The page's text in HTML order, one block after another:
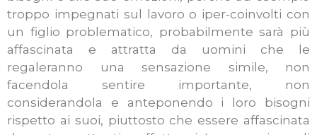
troppo impegnati sul lavoro o iper-coinvolti con
un figlio problematico, probabilmente sarà più
affascinata e attratta da uomini che le
regaleranno una sensazione simile, non
facendola sentire importante, non
considerandola e anteponendo i loro bisogni
rispetto ai suoi, piuttosto che essere affascinata